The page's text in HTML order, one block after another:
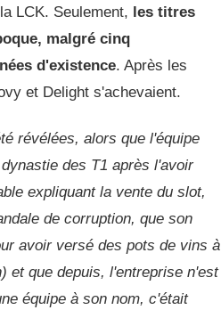
LCK. Seulement, les titres
malgré cinq
d'existence. Après les
et Delight s'achevaient.
révélées, alors que l'équipe
des T1 après l'avoir
expliquant la vente du slot,
de corruption, que son
avoir versé des pots de vins à
et que depuis, l'entreprise n'est
équipe à son nom, c'était